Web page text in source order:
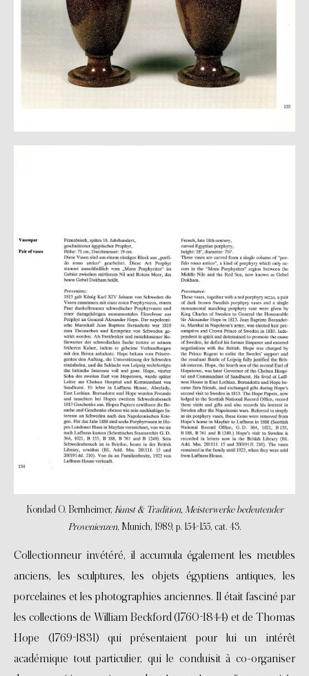
Kondad O. Bernheimer, Kunst & Tradition, Meisterwerke bedeutender
Provenienzen, Munich, 1989, p. 154-155, cat. 43.
Collectionneur invétéré, il accumula également les meubles
anciens, les sculptures, les objets égyptiens antiques, les
porcelaines et les photographies anciennes. Il était fasciné par
les collections de William Beckford (1760-1844) et de Thomas
Hope (1769-1831) qui présentaient pour lui un intérêt
académique tout particulier, qui le conduisit à co-organiser